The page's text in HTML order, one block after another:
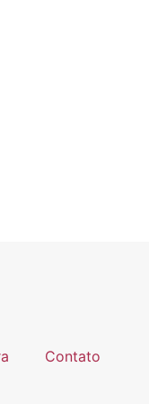
Contato